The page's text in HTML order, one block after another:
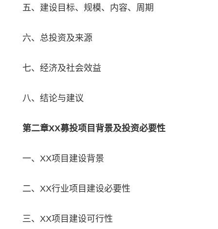
五、建设目标、规模、内容、周期
六、总投资及来源
七、经济及社会效益
八、结论与建议
第二章XX募投项目背景及投资必要性
一、XX项目建设背景
二、XX行业项目建设必要性
三、XX项目建设可行性